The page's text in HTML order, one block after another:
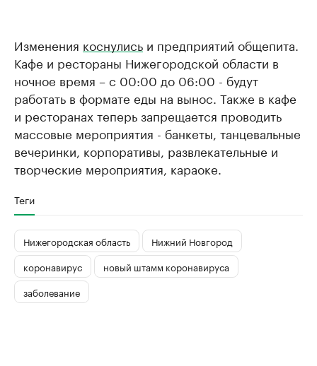
Изменения коснулись и предприятий общепита.
Кафе и рестораны Нижегородской области в
ночное время – с 00:00 до 06:00 - будут
работать в формате еды на вынос. Также в кафе
и ресторанах теперь запрещается проводить
массовые мероприятия - банкеты, танцевальные
вечеринки, корпоративы, развлекательные и
творческие мероприятия, караоке.
Теги
Нижегородская область
Нижний Новгород
коронавирус
новый штамм коронавируса
заболевание